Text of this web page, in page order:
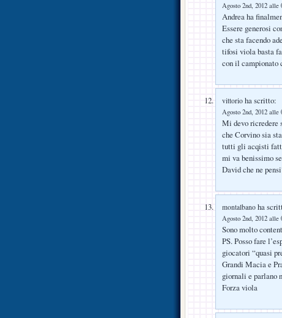
Agosto 2nd, 2012 alle
Andrea ha
Essere generosi
che sta facendo
tifosi viola basta
con il campionato
vittorio ha scritto:
Agosto 2nd, 2012 alle
Mi devo ricredere
che Corvino sia
tutti gli acqisti
mi va benissimo
David che ne
montalbano ha
Agosto 2nd, 2012 alle
Sono molto
PS. Posso fare
giocatori “quasi
Grandi Macia e
giornali e parlano
Forza viola